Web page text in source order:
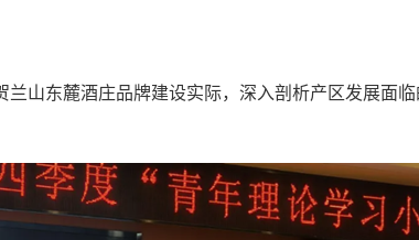
东麓酒庄品牌建设实际，深入剖析产区发展面